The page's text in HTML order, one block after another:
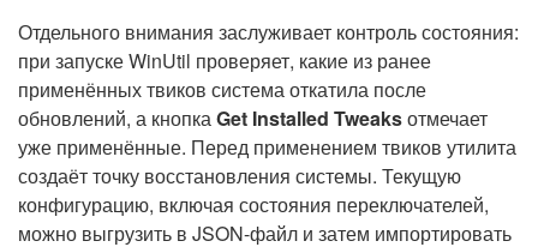
Отдельного внимания заслуживает контроль состояния:
при запуске WinUtil проверяет, какие из ранее
применённых твиков система откатила после
обновлений, а кнопкаGet Installed Tweaksотмечает
уже применённые. Перед применением твиков утилита
создаёт точку восстановления системы. Текущую
конфигурацию, включая состояния переключателей,
можно выгрузить в JSON-файл и затем импортировать